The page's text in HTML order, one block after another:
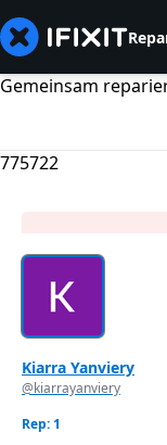
Gemeinsam
775722
Kiarra Yanviery
@kiarrayanviery
Rep: 1